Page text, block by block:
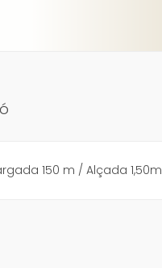
150 m / Alçada 1,50m